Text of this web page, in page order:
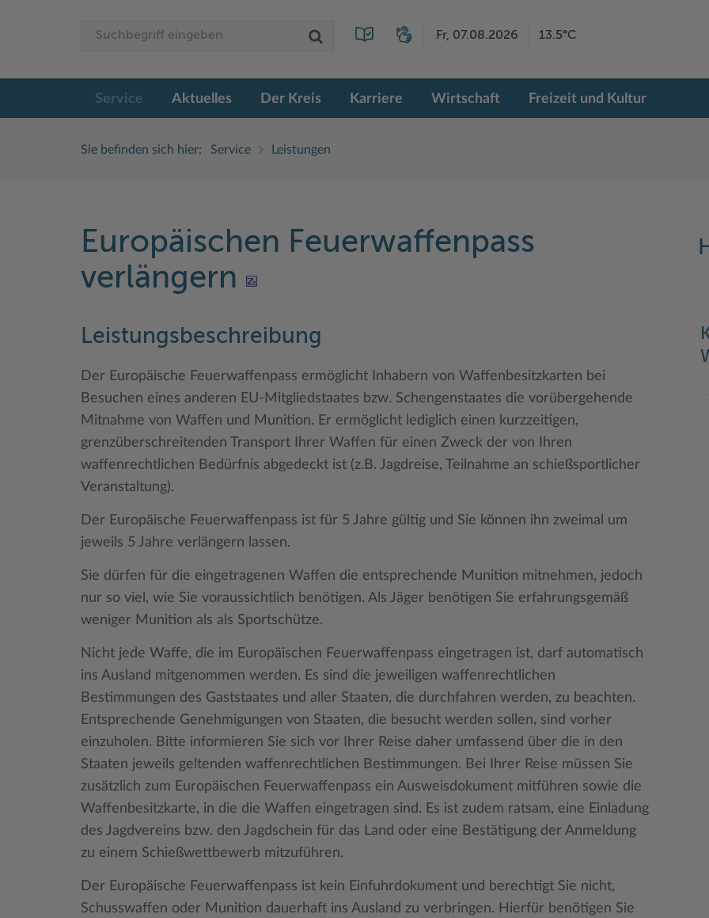
Fr, 07.08.2026 13.5°C
Service Aktuelles Der Kreis Karriere Wirtschaft Freizeit und Kultur
Sie befinden sich hier: Service Leistungen
Europäischen Feuerwaffenpass
verlängern
Leistungsbeschreibung
Der Europäische Feuerwaffenpass ermöglicht Inhabern von Waffenbesitzkarten bei
Besuchen eines anderen EU-Mitgliedstaates bzw. Schengenstaates die vorübergehende
Mitnahme von Waffen und Munition. Er ermöglicht lediglich einen kurzzeitigen,
grenzüberschreitenden Transport Ihrer Waffen für einen Zweck der von Ihren
waffenrechtlichen Bedürfnis abgedeckt ist (z.B. Jagdreise, Teilnahme an schießsportlicher
Veranstaltung).
Der Europäische Feuerwaffenpass ist für 5 Jahre gültig und Sie können ihn zweimal um
jeweils 5 Jahre verlängern lassen.
Sie dürfen für die eingetragenen Waffen die entsprechende Munition mitnehmen, jedoch
nur so viel, wie Sie voraussichtlich benötigen. Als Jäger benötigen Sie erfahrungsgemäß
weniger Munition als als Sportschütze.
Nicht jede Waffe, die im Europäischen Feuerwaffenpass eingetragen ist, darf automatisch
ins Ausland mitgenommen werden. Es sind die jeweiligen waffenrechtlichen
Bestimmungen des Gaststaates und aller Staaten, die durchfahren werden, zu beachten.
Entsprechende Genehmigungen von Staaten, die besucht werden sollen, sind vorher
einzuholen. Bitte informieren Sie sich vor Ihrer Reise daher umfassend über die in den
Staaten jeweils geltenden waffenrechtlichen Bestimmungen. Bei Ihrer Reise müssen Sie
zusätzlich zum Europäischen Feuerwaffenpass ein Ausweisdokument mitführen sowie die
Waffenbesitzkarte, in die die Waffen eingetragen sind. Es ist zudem ratsam, eine Einladung
des Jagdvereins bzw. den Jagdschein für das Land oder eine Bestätigung der Anmeldung
zu einem Schießwettbewerb mitzuführen.
Der Europäische Feuerwaffenpass ist kein Einfuhrdokument und berechtigt Sie nicht,
Schusswaffen oder Munition dauerhaft ins Ausland zu verbringen. Hierfür benötigen Sie